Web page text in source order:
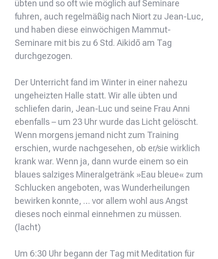
übten und so oft wie möglich auf Seminare
fuhren, auch regelmäßig nach Niort zu Jean-Luc,
und haben diese einwöchigen Mammut-
Seminare mit bis zu 6 Std. Aikidō am Tag
durchgezogen.
Der Unterricht fand im Winter in einer nahezu
ungeheizten Halle statt. Wir alle übten und
schliefen darin, Jean-Luc und seine Frau Anni
ebenfalls – um 23 Uhr wurde das Licht gelöscht.
Wenn morgens jemand nicht zum Training
erschien, wurde nachgesehen, ob er/sie wirklich
krank war. Wenn ja, dann wurde einem so ein
blaues salziges Mineralgetränk »Eau bleue« zum
Schlucken angeboten, was Wunderheilungen
bewirken konnte, … vor allem wohl aus Angst
dieses noch einmal einnehmen zu müssen.
(lacht)
Um 6:30 Uhr begann der Tag mit Meditation für